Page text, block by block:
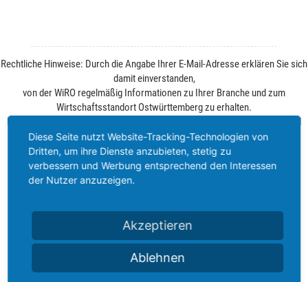
Rechtliche Hinweise: Durch die Angabe Ihrer E-Mail-Adresse erklären Sie sich
damit einverstanden,
von der WiRO regelmäßig Informationen zu Ihrer Branche und zum
Wirtschaftsstandort Ostwürttemberg zu erhalten.
Ihre Einwilligung können Sie jederzeit ohne Angabe von Gründen per E-Mail
widerrufen. Weitere Informationen finden Sie unterDatenschutz
ADK Modulraum GmbH
info@adk.info
Diese Seite nutzt Website-Tracking-Technologien von
Dritten, um ihre Dienste anzubieten, stetig zu
verbessern und Werbung entsprechend den Interessen
der Nutzer anzuzeigen.
Akzeptieren
Ablehnen